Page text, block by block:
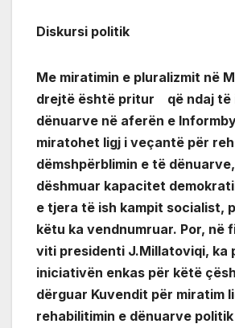
Diskursi politik
Me miratimin e pluralizmit në
drejtë është pritur që ndaj të
dënuarve në aferën e
miratohet ligj i veçantë për
dëmshpërblimin e të
dëshmuar kapacitet
e tjera të ish kampit socialist,
këtu ka vendnumruar. Por, në
viti presidenti J.Millatoviqi, ka
iniciativën enkas për këtë
dërguar Kuvendit për miratim
rehabilitimin e dënuarve